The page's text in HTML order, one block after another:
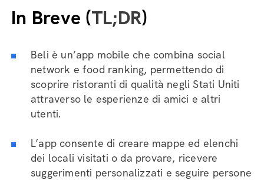
In Breve (TL;DR)
Beli è un’app mobile che combina social
network e food ranking, permettendo di
scoprire ristoranti di qualità negli Stati Uniti
attraverso le esperienze di amici e altri
utenti.
L’app consente di creare mappe ed elenchi
dei locali visitati o da provare, ricevere
suggerimenti personalizzati e seguire persone